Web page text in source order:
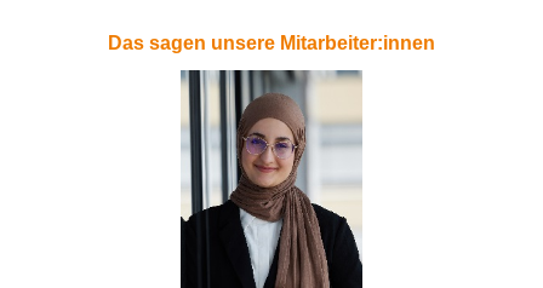
Das sagen unsere Mitarbeiter:innen